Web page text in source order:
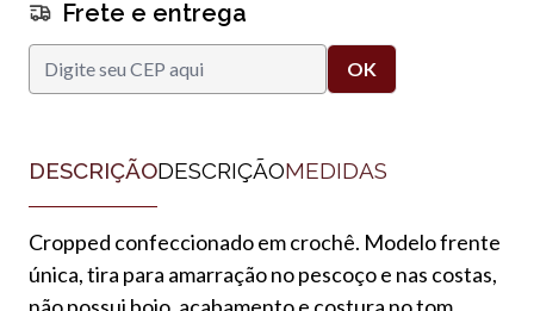
Frete e entrega
DESCRIÇÃODESCRIÇÃOMEDIDAS
Cropped confeccionado em crochê. Modelo frente
única, tira para amarração no pescoço e nas costas,